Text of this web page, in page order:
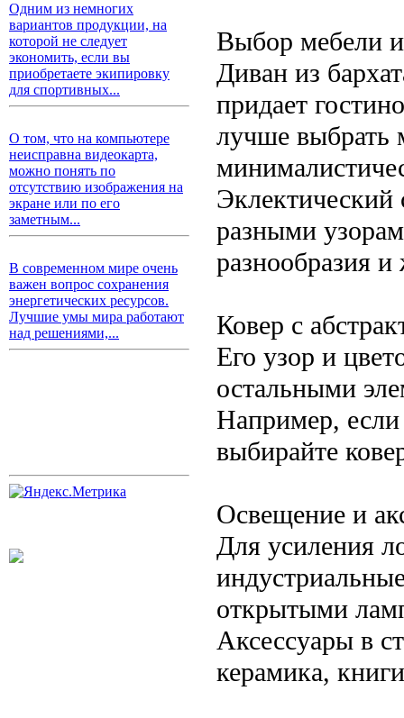
Одним из немногих
вариантов продукции, на
которой не следует
экономить, если вы
приобретаете экипировку
для спортивных...
О том, что на компьютере
неисправна видеокарта,
можно понять по
отсутствию изображения на
экране или по его
заметным...
В современном мире очень
важен вопрос сохранения
энергетических ресурсов.
Лучшие умы мира работают
над решениями,...
Выбор мебели и
Диван из
придает
лучше выбрать
разными
разнообразия
Ковер с
Его узор и
остальными
Например,
выбирайте
Освещение и
Для усиления
открытыми
Аксессуары в
керамика,